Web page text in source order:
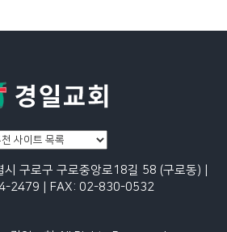
구로구 구로중앙로18길 58 (구로동) |
2479 | FAX: 02-830-0532